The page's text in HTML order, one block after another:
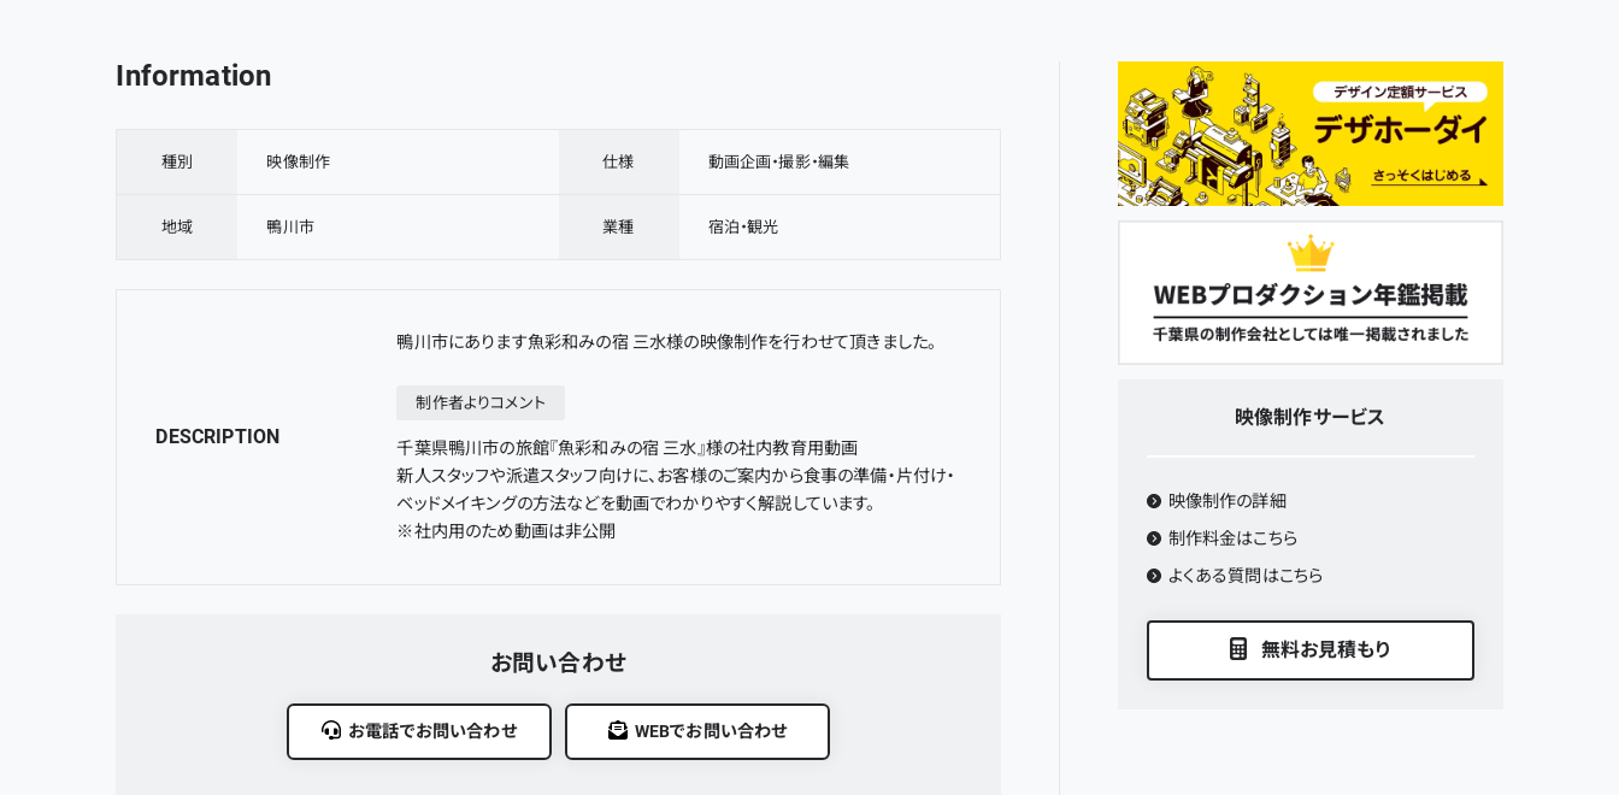
Information
種別 映像制作 仕様 動画企画・撮影・編集
地域 鴨川市 業種 宿泊・観光
DESCRIPTION
鴨川市にあります魚彩和みの宿 三水様の映像制作を行わせて頂きました。
制作者よりコメント
千葉県鴨川市の旅館『魚彩和みの宿 三水』様の社内教育用動画
新人スタッフや派遣スタッフ向けに、お客様のご案内から食事の準備・片付け・
ベッドメイキングの方法などを動画でわかりやすく解説しています。
※社内用のため動画は非公開
お問い合わせ
お電話でお問い合わせ WEBでお問い合わせ
映像制作サービス
映像制作の詳細
制作料金はこちら
よくある質問はこちら
無料お見積もり